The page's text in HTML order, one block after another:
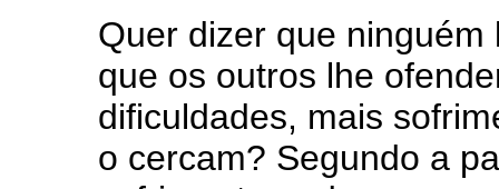
Quer dizer que
que os outros lhe
dificuldades, mais
o cercam? Segundo a